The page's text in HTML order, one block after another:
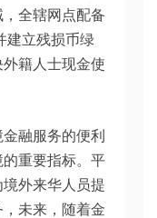
全辖网点配备
建立残损币绿
籍人士现金使
融服务的便利
重要指标。平
外来华人员提
未来，随着金